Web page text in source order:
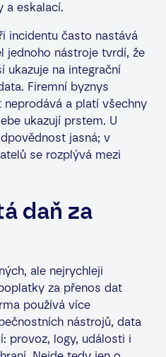
a eskalací.
incidentu často nastává
jednoho nástroje tvrdí, že
ukazuje na integrační
Firemní byznys
a platí všechny
ukazují prstem. U
jasná; v
se rozplývá mezi
daň za
ale nejrychleji
za přenos dat
používá více
nástrojů, data
provoz, logy, události i